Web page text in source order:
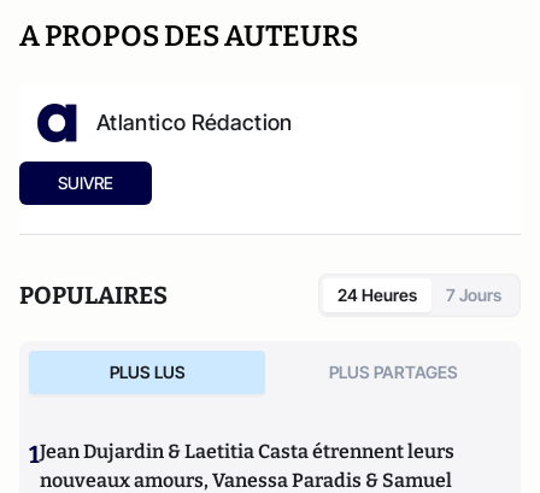
A PROPOS DES AUTEURS
Atlantico Rédaction
SUIVRE
POPULAIRES 24 Heures 7 Jours
PLUS LUS PLUS PARTAGES
1Jean Dujardin & Laetitia Casta étrennent leurs
nouveaux amours, Vanessa Paradis & Samuel